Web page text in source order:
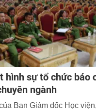
Công an tỉnh.
hình sự tổ chức báo
ngành
Ban Giám đốc Học